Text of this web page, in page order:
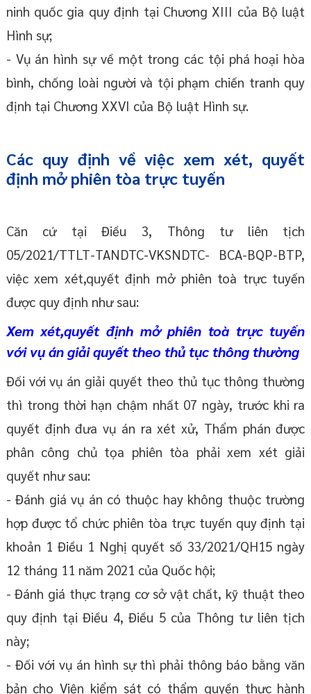
ninh quốc gia quy định tại Chương XIII của Bộ luật
Hình sự;
- Vụ án hình sự về một trong các tội phá hoại hòa
bình, chống loài người và tội phạm chiến tranh quy
định tại Chương XXVI của Bộ luật Hình sự.
Các quy định về việc xem xét, quyết
định mở phiên tòa trực tuyến
Căn cứ tại Điều 3, Thông tư liên tịch
05/2021/TTLT-TANDTC-VKSNDTC- BCA-BQP-BTP,
việc xem xét,quyết định mở phiên toà trực tuyến
được quy định như sau:
Xem xét,quyết định mở phiên toà trực tuyến
với vụ án giải quyết theo thủ tục thông thường
Đối với vụ án giải quyết theo thủ tục thông thường
thì trong thời hạn chậm nhất 07 ngày, trước khi ra
quyết định đưa vụ án ra xét xử, Thẩm phán được
phân công chủ tọa phiên tòa phải xem xét giải
quyết như sau:
- Đánh giá vụ án có thuộc hay không thuộc trường
hợp được tổ chức phiên tòa trực tuyến quy định tại
khoản 1 Điều 1 Nghị quyết số 33/2021/QH15 ngày
12 tháng 11 năm 2021 của Quốc hội;
- Đánh giá thực trạng cơ sở vật chất, kỹ thuật theo
quy định tại Điều 4, Điều 5 của Thông tư liên tịch
này;
- Đối với vụ án hình sự thì phải thông báo bằng văn
bản cho Viện kiểm sát có thẩm quyền thực hành